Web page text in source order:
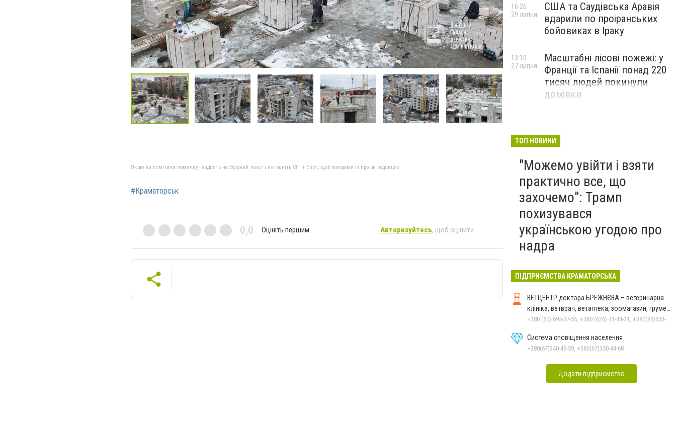
Якщо ви помітили помилку, виділіть необхідний текст і натисніть Ctrl + Enter, щоб повідомити про це редакцію
#Краматорськ
0,0 Оцініть першим Авторизуйтесь, щоб оцінити
США та Саудівська Аравія
вдарили по проіранських
бойовиках в Іраку
16:26
29 липня
Масштабні лісові пожежі: у
Франції та Іспанії понад 220
тисяч людей покинули
домівки
13:10
27 липня
ТОП НОВИНИ
"Можемо увійти і взяти
практично все, що
захочемо": Трамп
похизувався
українською угодою про
надра
ПІДПРИЄМСТВА КРАМАТОРСЬКА
ВЕТЦЕНТР доктора БРЕЖНЄВА – ветеринарна
клініка, ветврач, ветаптека, зоомагазин, грумер,
стрижки.
+380 (50) 695-37-55, +380 (626) 41-44-21, +380(95)533-90-03
Система сповіщення населення
+380(67)340-49-59, +380(67)350-44-68
Додати підприємство